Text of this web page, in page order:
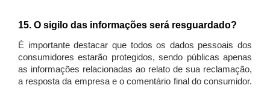
15. O sigilo das informações será resguardado?
É importante destacar que todos os dados pessoais dos
consumidores estarão protegidos, sendo públicas apenas
as informações relacionadas ao relato de sua reclamação,
a resposta da empresa e o comentário final do consumidor.